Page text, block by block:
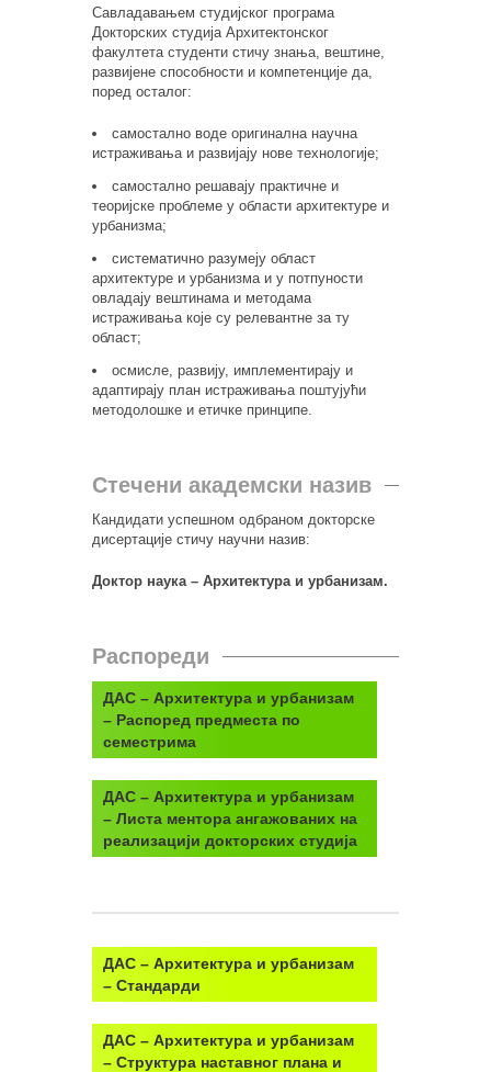
Савладавањем студијског програма
Докторских студија Архитектонског
факултета студенти стичу знања, вештине,
развијене способности и компетенције да,
поред осталог:
самостално воде оригинална научна
истраживања и развијају нове технологије;
самостално решавају практичне и
теоријске проблеме у области архитектуре и
урбанизма;
систематично разумеју област
архитектуре и урбанизма и у потпуности
овладају вештинама и методама
истраживања које су релевантне за ту
област;
осмисле, развију, имплементирају и
адаптирају план истраживања поштујући
методолошке и етичке принципе.
Стечени академски назив
Кандидати успешном одбраном докторске
дисертације стичу научни назив:
Доктор наука – Архитектура и урбанизам.
Распореди
ДАС – Архитектура и урбанизам
– Распоред предместа по
семестрима
ДАС – Архитектура и урбанизам
– Листа ментора ангажованих на
реализацији докторских студија
ДАС – Архитектура и урбанизам
– Стандарди
ДАС – Архитектура и урбанизам
– Структура наставног плана и